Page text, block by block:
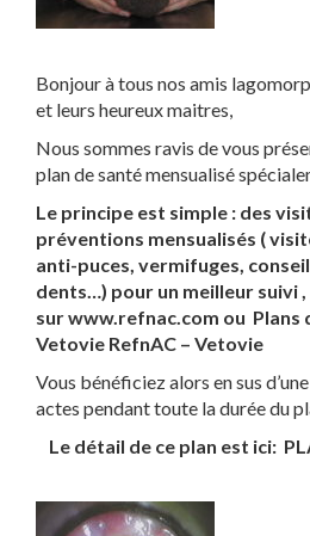
Bonjour à tous nos amis
et leurs heureux maitres,
Nous sommes ravis de vous
plan de santé mensualisé
Le principe est simple : des
préventions mensualisés (
anti-puces, vermifuges,
dents…) pour un meilleur suivi
sur www.refnac.com ou Plans
Vetovie RefnAC – Vetovie
Vous bénéficiez alors en sus
actes pendant toute la durée du
Le détail de ce plan est ici: